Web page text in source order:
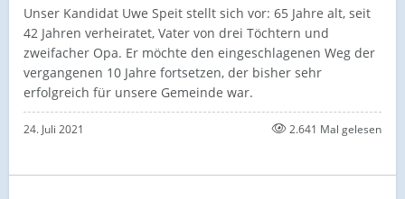
Unser Kandidat Uwe Speit stellt sich vor: 65 Jahre alt, seit
42 Jahren verheiratet, Vater von drei Töchtern und
zweifacher Opa. Er möchte den eingeschlagenen Weg der
vergangenen 10 Jahre fortsetzen, der bisher sehr
erfolgreich für unsere Gemeinde war.
24. Juli 2021 2.641 Mal gelesen